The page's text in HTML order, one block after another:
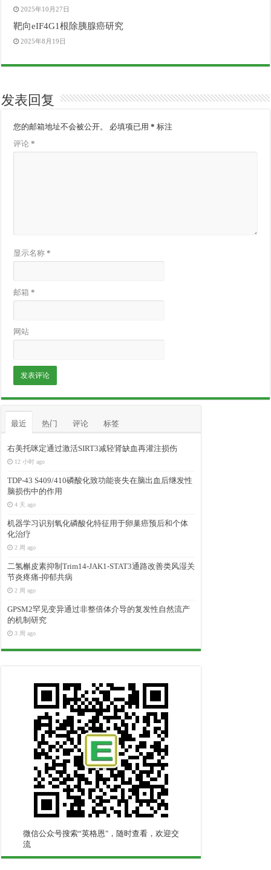
2025年10月27日
靶向eIF4G1根除胰腺癌研究
2025年8月19日
发表回复
您的邮箱地址不会被公开。 必填项已用* 标注
评论*
显示名称*
邮箱*
网站
最近 热门 评论 标签
右美托咪定通过激活SIRT3减轻肾缺血再灌注损伤
12 小时 ago
TDP-43 S409/410磷酸化致功能丧失在脑出血后继发性
脑损伤中的作用
4 天 ago
机器学习识别氧化磷酸化特征用于卵巢癌预后和个体
化治疗
2 周 ago
二氢槲皮素抑制Trim14-JAK1-STAT3通路改善类风湿关
节炎疼痛-抑郁共病
2 周 ago
GPSM2罕见变异通过非整倍体介导的复发性自然流产
的机制研究
3 周 ago
微信公众号搜索“英格恩"，随时查看，欢迎交
流